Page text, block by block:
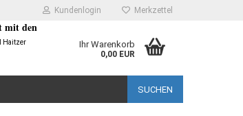
Kundenlogin Merkzettel
mit den
Haitzer Ihr Warenkorb
0,00 EUR
SUCHEN